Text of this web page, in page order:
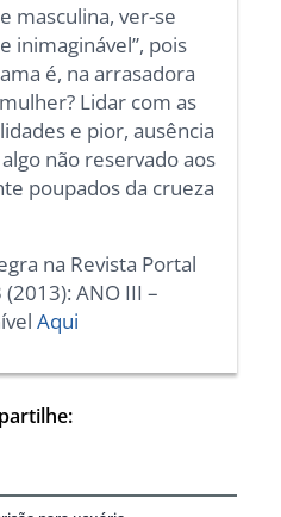
masculina, ver-se
inimaginável”, pois
é, na arrasadora
Lidar com as
e pior, ausência
não reservado aos
poupados da crueza
na Revista Portal
ANO III –
Aqui